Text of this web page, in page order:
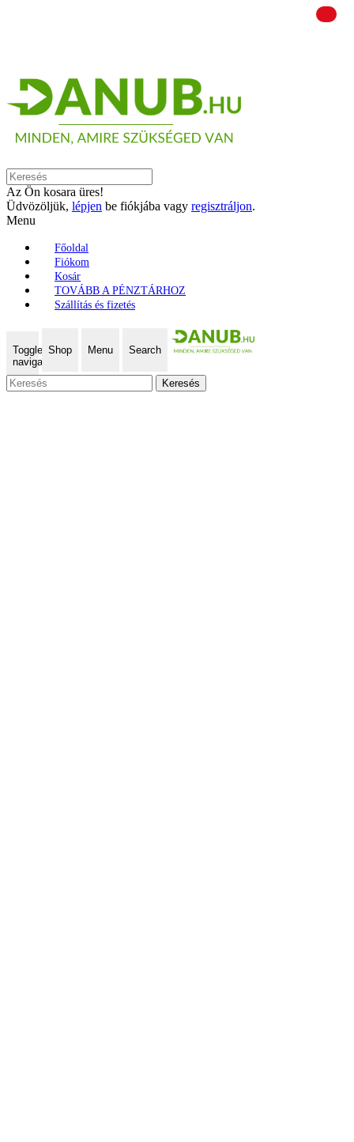
Az Ön kosara üres!
Üdvözöljük, lépjen be fiókjába vagy regisztráljon.
Menu
Főoldal
Fiókom
Kosár
TOVÁBB A PÉNZTÁRHOZ
Szállítás és fizetés
Toggle
navigation
Shop Menu Search
Keresés